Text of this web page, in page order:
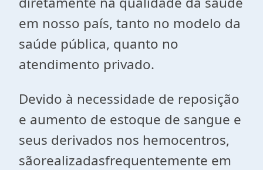
em nosso país, tanto no modelo da
saúde pública, quanto no
atendimento privado.
Devido à necessidade de reposição
e aumento de estoque de sangue e
seus derivados nos hemocentros,
sãorealizadasfrequentemente em